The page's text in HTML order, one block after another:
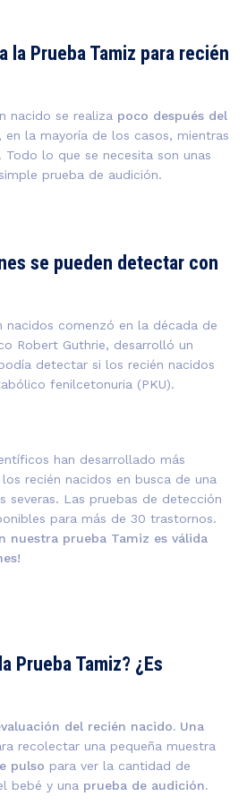
la Prueba Tamiz para recién
nacido se realiza poco después del
en la mayoría de los casos, mientras
lo que se necesita son unas
prueba de audición.
se pueden detectar con
nacidos comenzó en la década de
Robert Guthrie, desarrolló un
detectar si los recién nacidos
fenilcetonuria (PKU).
han desarrollado más
recién nacidos en busca de una
severas. Las pruebas de detección
para más de 30 trastornos.
nuestra prueba Tamiz es válida
Prueba Tamiz? ¿Es
del recién nacido. Una
recolectar una pequeña muestra
pulso para ver la cantidad de
bebé y una prueba de audición.